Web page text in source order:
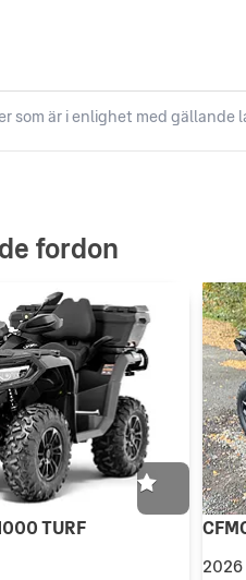
som är i enlighet med gällande
fordon
TURF
2026